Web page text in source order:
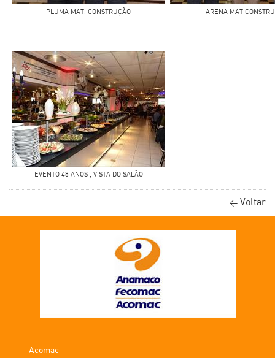
PLUMA MAT. CONSTRUÇÃO ARENA MAT
EVENTO 48 ANOS , VISTA DO SALÃO
< Voltar
Acomac